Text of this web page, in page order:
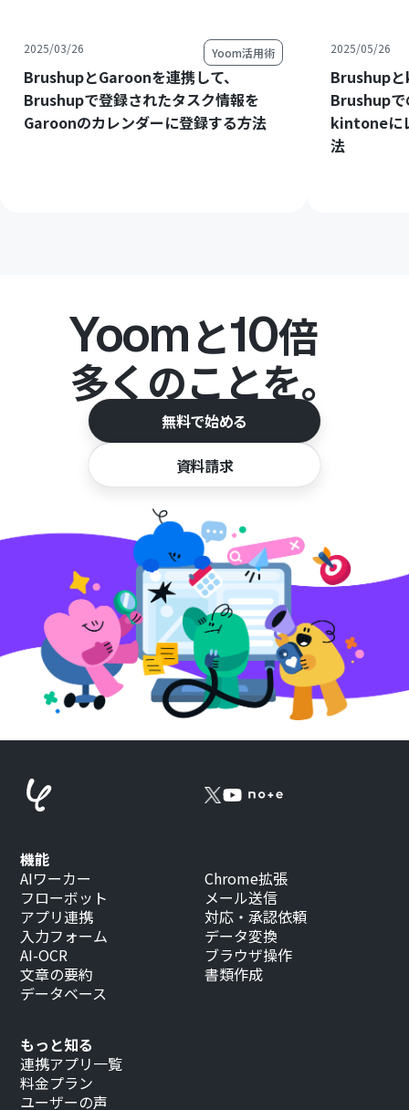
2025/03/26 Yoom活用術
BrushupとGaroonを連携して、
Brushupで登録されたタスク情報を
Garoonのカレンダーに登録する方法
2025/05/26
Brushup
Brushupで
kintoneに
法
Yoomと10倍
多くのことを。
無料で始める
資料請求
もっと知る
連携アプリ一覧
料金プラン
ユーザーの声
機能
AIワーカー
フローボット
アプリ連携
入力フォーム
AI-OCR
文章の要約
データベース
Chrome拡張
メール送信
対応・承認依頼
データ変換
ブラウザ操作
書類作成